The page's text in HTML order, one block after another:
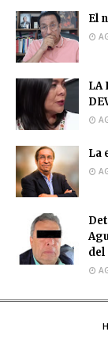
El
LA
La
del